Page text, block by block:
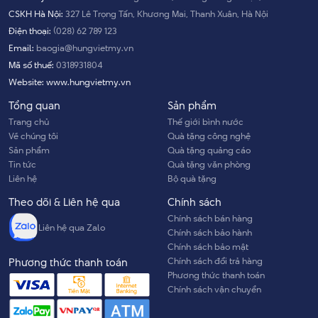
CSKH Hà Nội: 327 Lê Trọng Tấn, Khương Mai, Thanh Xuân, Hà Nội
Điện thoại: (028) 62 789 123
Email: baogia@hungvietmy.vn
Mã số thuế: 0318931804
Website: www.hungvietmy.vn
Tổng quan
Trang chủ
Về chúng tôi
Sản phẩm
Tin tức
Liên hệ
Sản phẩm
Thế giới bình nước
Quà tặng công nghệ
Quà tặng quảng cáo
Quà tặng văn phòng
Bộ quà tặng
Chính sách
Chính sách bán hàng
Chính sách bảo hành
Chính sách bảo mật
Chính sách đổi trả hàng
Phương thức thanh toán
Chính sách vận chuyển
Theo dõi & Liên hệ qua
Liên hệ qua Zalo
Phương thức thanh toán